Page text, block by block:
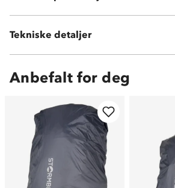
Tekniske detaljer
Volum: 30-50 L
Anbefalt for deg